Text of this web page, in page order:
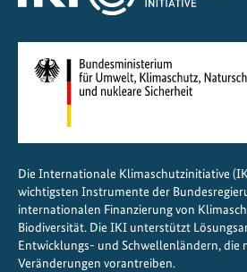
Die Internationale Klimaschutzinitiative
wichtigsten Instrumente der
internationalen Finanzierung von
Biodiversität. Die IKI unterstützt
Entwicklungs- und Schwellenländern, die
Veränderungen vorantreiben.